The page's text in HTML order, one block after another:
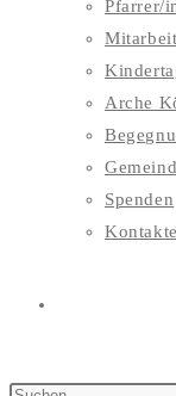
Pfarrer/
Arche
Spenden
Kontakte